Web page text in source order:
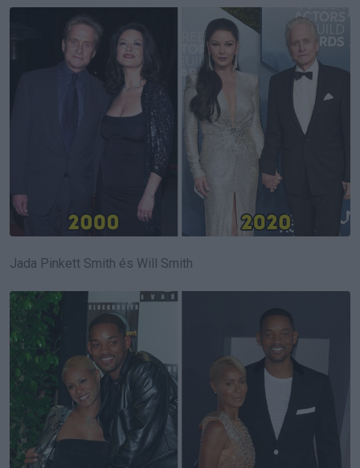
Jada Pinkett Smith és Will Smith